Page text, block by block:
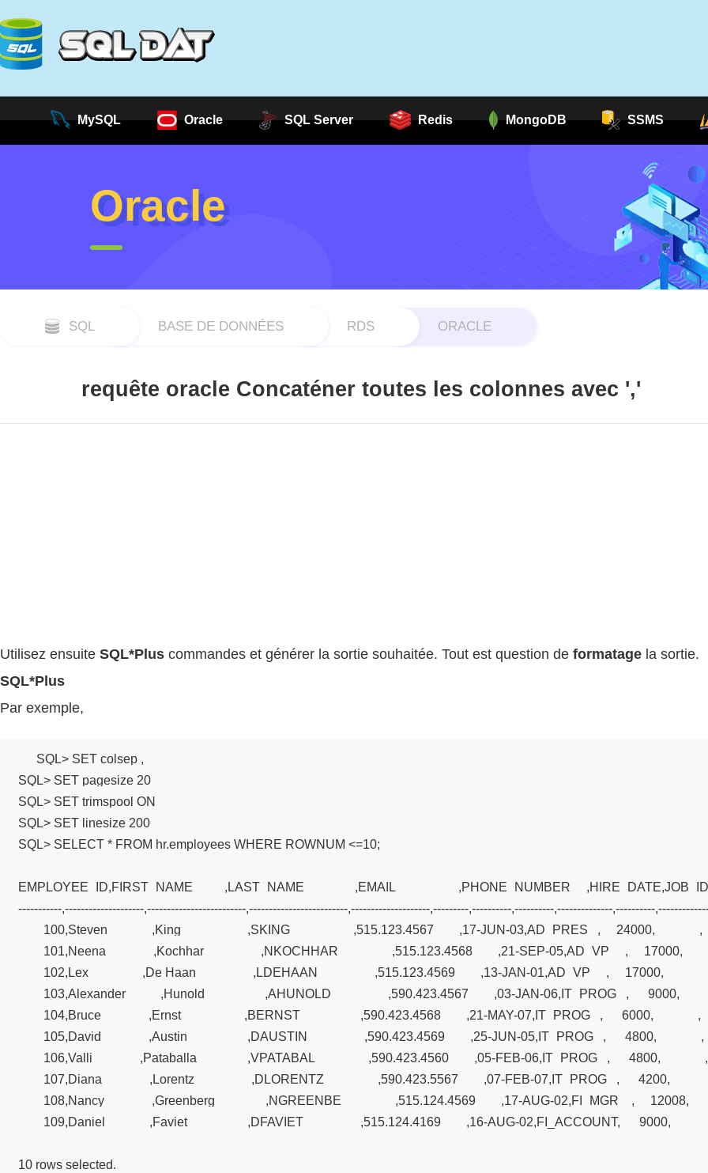
MySQL Oracle SQL Server Redis MongoDB SSMS
Oracle
SQL BASE DE DONNÉES RDS ORACLE
requête oracle Concaténer toutes les colonnes avec ','
Utilisez ensuite SQL*Plus commandes et générer la sortie souhaitée. Tout est question de formatage la sortie.
SQL*Plus
Par exemple,
SQL> SET colsep ,
SQL> SET pagesize 20
SQL> SET trimspool ON
SQL> SET linesize 200
SQL> SELECT * FROM hr.employees WHERE ROWNUM <=10;
EMPLOYEE_ID,FIRST_NAME          ,LAST_NAME                ,EMAIL                    ,PHONE_NUMBER
-----------,--------------------,-------------------------,-------------------------,--------------------,---------,----------,----------,--------------,----------
100,Steven              ,King                     ,SKING                    ,515.123.4567        ,17-JUN-03,AD_PRES   ,     24000,              ,
101,Neena               ,Kochhar                  ,NKOCHHAR                 ,515.123.4568        ,21-SEP-05,AD_VP     ,     17000,
102,Lex                 ,De Haan                  ,LDEHAAN                  ,515.123.4569        ,13-JAN-01,AD_VP     ,     17000,              ,
103,Alexander           ,Hunold                   ,AHUNOLD                  ,590.423.4567        ,03-JAN-06,IT_PROG   ,      9000,
104,Bruce               ,Ernst                    ,BERNST                   ,590.423.4568        ,21-MAY-07,IT_PROG   ,      6000,              ,
105,David               ,Austin                   ,DAUSTIN                  ,590.423.4569        ,25-JUN-05,IT_PROG   ,      4800,              ,
106,Valli               ,Pataballa                ,VPATABAL                 ,590.423.4560        ,05-FEB-06,IT_PROG   ,      4800,              ,
107,Diana               ,Lorentz                  ,DLORENTZ                 ,590.423.5567        ,07-FEB-07,IT_PROG   ,      4200,
108,Nancy               ,Greenberg                ,NGREENBE                 ,515.124.4569        ,17-AUG-02,FI_MGR    ,     12008,
109,Daniel              ,Faviet                   ,DFAVIET                  ,515.124.4169        ,16-AUG-02,FI_ACCOUNT,      9000,
10 rows selected.